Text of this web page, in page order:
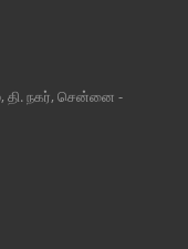
தி. நகர், சென்னை -